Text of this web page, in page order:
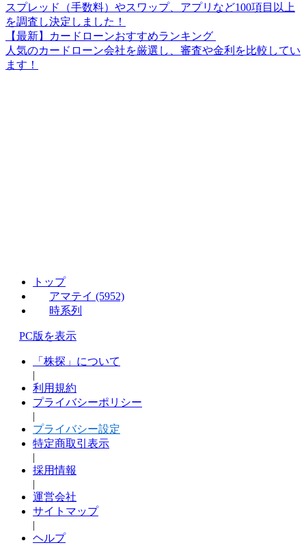
スプレッド（手数料）やスワップ、アプリなど100項目以上
を調査し決定しました！
【最新】カードローンおすすめランキング
人気のカードローン会社を厳選し、審査や金利を比較してい
ます！
トップ
アマテイ (5952)
時系列
PC版を表示
「株探」について
|
利用規約
プライバシーポリシー
|
プライバシー設定
特定商取引表示
|
採用情報
|
運営会社
サイトマップ
|
ヘルプ